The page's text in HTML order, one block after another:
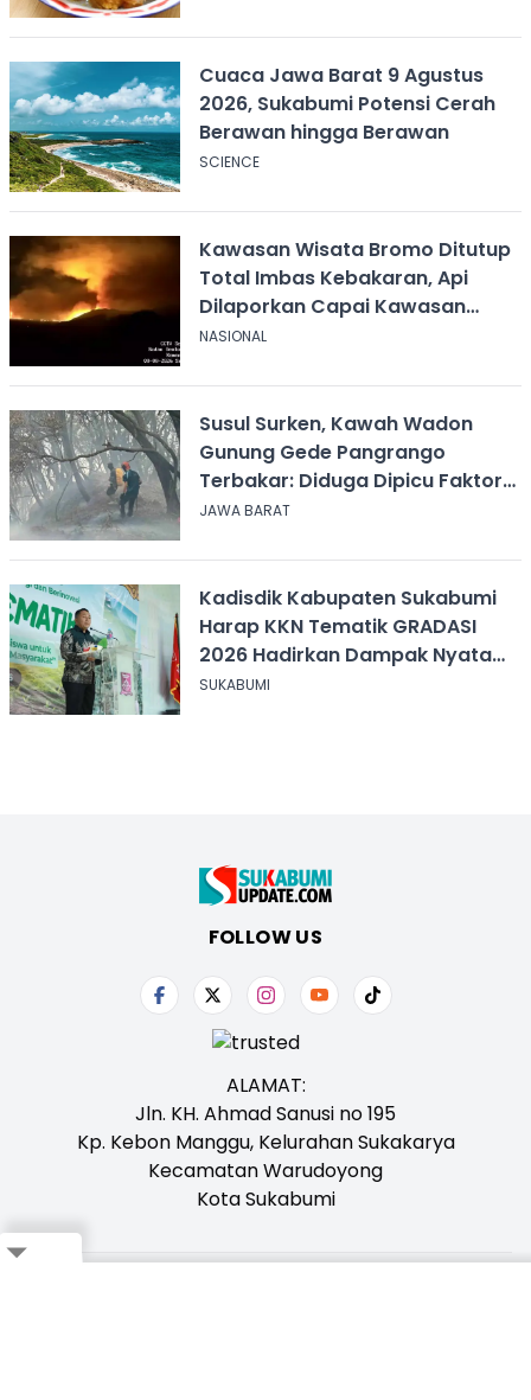
Cuaca Jawa Barat 9 Agustus
2026, Sukabumi Potensi Cerah
Berawan hingga Berawan
SCIENCE
Kawasan Wisata Bromo Ditutup
Total Imbas Kebakaran, Api
Dilaporkan Capai Kawasan
Sabana
NASIONAL
Susul Surken, Kawah Wadon
Gunung Gede Pangrango
Terbakar: Diduga Dipicu Faktor
Alam
JAWA BARAT
Kadisdik Kabupaten Sukabumi
Harap KKN Tematik GRADASI
2026 Hadirkan Dampak Nyata
bagi Masyarakat
SUKABUMI
FOLLOW US
ALAMAT:
Jln. KH. Ahmad Sanusi no 195
Kp. Kebon Manggu, Kelurahan Sukakarya
Kecamatan Warudoyong
Kota Sukabumi